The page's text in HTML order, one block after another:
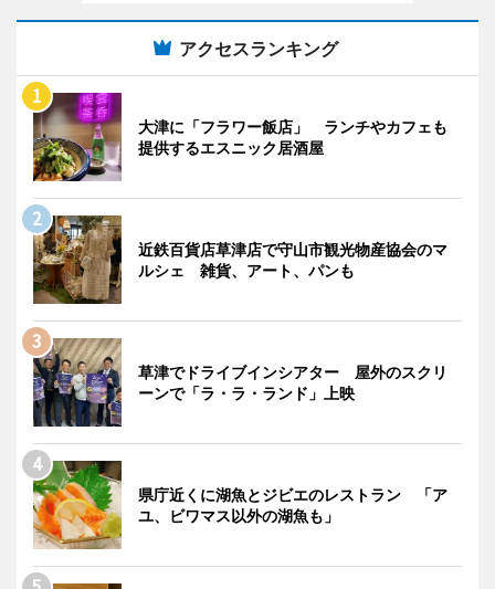
アクセスランキング
大津に「フラワー飯店」 ランチやカフェも
提供するエスニック居酒屋
近鉄百貨店草津店で守山市観光物産協会のマ
ルシェ 雑貨、アート、パンも
草津でドライブインシアター 屋外のスクリ
ーンで「ラ・ラ・ランド」上映
県庁近くに湖魚とジビエのレストラン 「ア
ユ、ビワマス以外の湖魚も」